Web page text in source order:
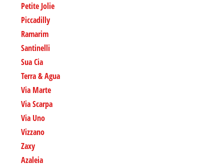
Petite Jolie
Piccadilly
Ramarim
Santinelli
Sua Cia
Terra & Agua
Via Marte
Via Scarpa
Via Uno
Vizzano
Zaxy
Azaleia